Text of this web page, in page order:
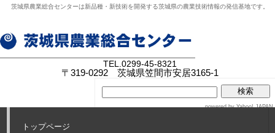
茨城県農業総合センターは新品種・新技術を開発する茨城県の農業技術情報の発信基地です。
TEL. 0299-45-8321
〒319-0292 茨城県笠間市安居3165-1
powered by Yahoo! JAPAN
トップページ